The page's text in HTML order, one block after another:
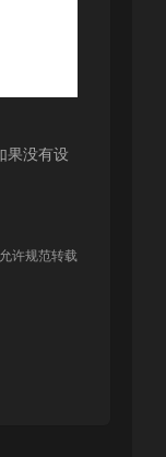
果没有设
许规范转载